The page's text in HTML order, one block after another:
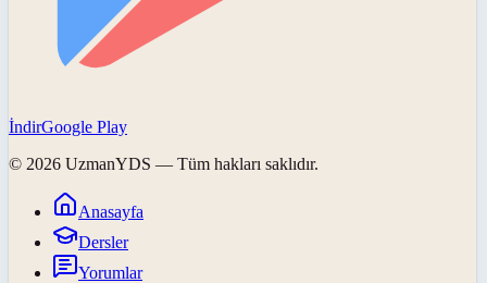
İndirGoogle Play
© 2026 UzmanYDS — Tüm hakları saklıdır.
Anasayfa
Dersler
Yorumlar